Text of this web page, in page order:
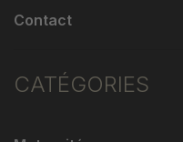
Contact
CATÉGORIES